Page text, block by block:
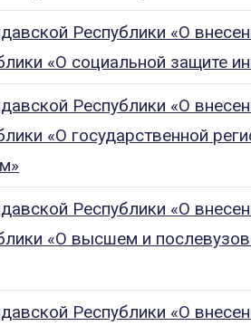
Республики «О
«О социальной защите
Республики «О
«О государственной
Республики «О
«О высшем и
Республики «О